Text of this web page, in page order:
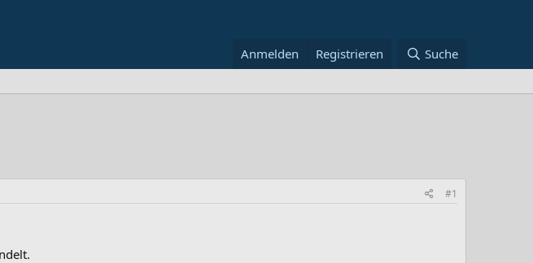
Anmelden Registrieren Suche
#1